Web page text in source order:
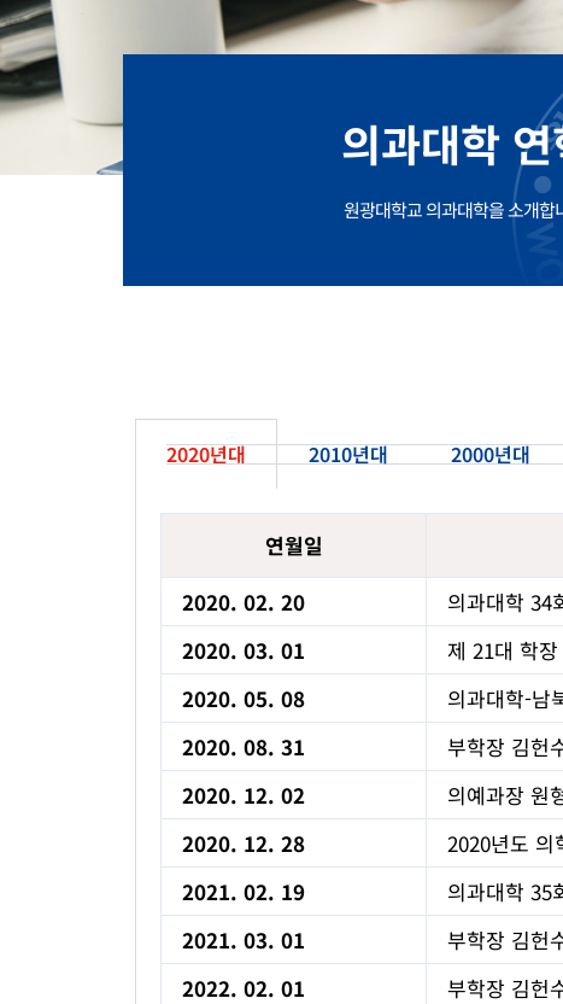
의과대학
원광대학교 의과대학을 소개합
2020년대 2010년대 2000년대
연월일
2020. 02. 20
의과대학 34
2020. 03. 01
제 21대 학
2020. 05. 08
의과대학-남
2020. 08. 31
부학장 김헌
2020. 12. 02
의예과장 원
2020. 12. 28
2020년도
2021. 02. 19
의과대학 35
2021. 03. 01
부학장 김헌
2022. 02. 01
부학장 김헌